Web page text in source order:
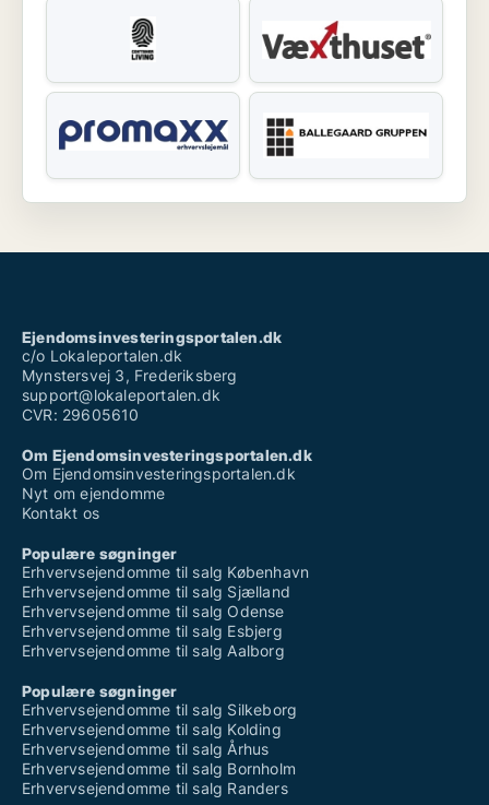
Ejendomsinvesteringsportalen.dk
c/o Lokaleportalen.dk
Mynstersvej 3, Frederiksberg
support@lokaleportalen.dk
CVR: 29605610
Om Ejendomsinvesteringsportalen.dk
Om Ejendomsinvesteringsportalen.dk
Nyt om ejendomme
Kontakt os
Populære søgninger
Erhvervsejendomme til salg København
Erhvervsejendomme til salg Sjælland
Erhvervsejendomme til salg Odense
Erhvervsejendomme til salg Esbjerg
Erhvervsejendomme til salg Aalborg
Populære søgninger
Erhvervsejendomme til salg Silkeborg
Erhvervsejendomme til salg Kolding
Erhvervsejendomme til salg Århus
Erhvervsejendomme til salg Bornholm
Erhvervsejendomme til salg Randers